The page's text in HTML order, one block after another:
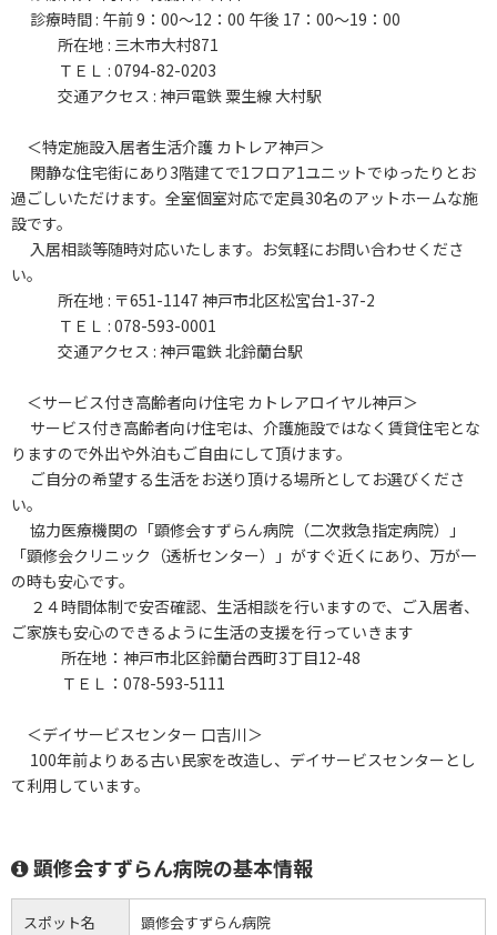
診療時間 : 午前 9：00～12：00 午後 17：00～19：00
所在地 : 三木市大村871
ＴＥＬ : 0794-82-0203
交通アクセス : 神戸電鉄 粟生線 大村駅
＜特定施設入居者生活介護 カトレア神戸＞
閑静な住宅街にあり3階建てで1フロア1ユニットでゆったりとお
過ごしいただけます。全室個室対応で定員30名のアットホームな施
設です。
入居相談等随時対応いたします。お気軽にお問い合わせくださ
い。
所在地 : 〒651-1147 神戸市北区松宮台1-37-2
ＴＥＬ : 078-593-0001
交通アクセス : 神戸電鉄 北鈴蘭台駅
＜サービス付き高齢者向け住宅 カトレアロイヤル神戸＞
サービス付き高齢者向け住宅は、介護施設ではなく賃貸住宅とな
りますので外出や外泊もご自由にして頂けます。
ご自分の希望する生活をお送り頂ける場所としてお選びくださ
い。
協力医療機関の「顕修会すずらん病院（二次救急指定病院）」
「顕修会クリニック（透析センター）」がすぐ近くにあり、万が一
の時も安心です。
２４時間体制で安否確認、生活相談を行いますので、ご入居者、
ご家族も安心のできるように生活の支援を行っていきます
所在地：神戸市北区鈴蘭台西町3丁目12-48
ＴＥＬ：078-593-5111
＜デイサービスセンター 口吉川＞
100年前よりある古い民家を改造し、デイサービスセンターとし
て利用しています。
顕修会すずらん病院の基本情報
スポット名 顕修会すずらん病院